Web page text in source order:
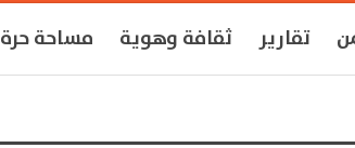
تقارير ثقافة وهوية مساحة حرة